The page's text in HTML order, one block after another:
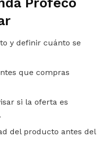
Profeco
y definir cuánto se
que compras
si la oferta es
del producto antes del